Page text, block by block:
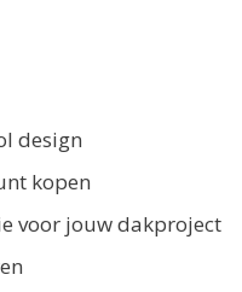
design
kopen
voor jouw dakproject